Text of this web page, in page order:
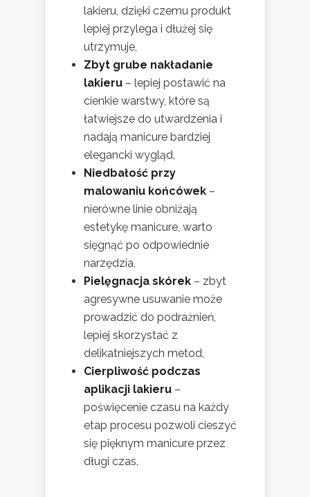
lakieru, dzięki czemu produkt
lepiej przylega i dłużej się
utrzymuje,
Zbyt grube nakładanie
lakieru – lepiej postawić na
cienkie warstwy, które są
łatwiejsze do utwardzenia i
nadają manicure bardziej
elegancki wygląd,
Niedbałość przy
malowaniu końcówek –
nierówne linie obniżają
estetykę manicure, warto
sięgnąć po odpowiednie
narzędzia,
Pielęgnacja skórek – zbyt
agresywne usuwanie może
prowadzić do podrażnień,
lepiej skorzystać z
delikatniejszych metod,
Cierpliwość podczas
aplikacji lakieru –
poświęcenie czasu na każdy
etap procesu pozwoli cieszyć
się pięknym manicure przez
długi czas.